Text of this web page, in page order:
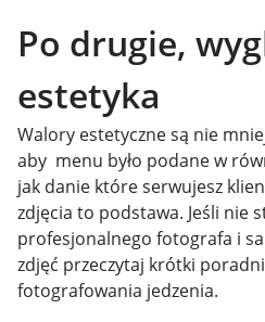
Po drugie,
estetyka
Walory estetyczne są nie
aby menu było podane w
jak danie które serwujesz
zdjęcia to podstawa. Jeśli nie
profesjonalnego fotografa i
zdjęć przeczytaj krótki
fotografowania jedzenia.